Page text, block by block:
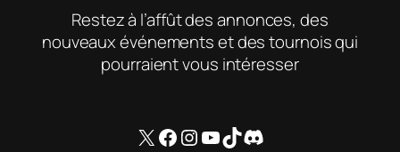
Restez à l’affût des annonces, des
nouveaux événements et des tournois qui
pourraient vous intéresser
X Facebook
Instagram
YouTube
TikTokDiscord